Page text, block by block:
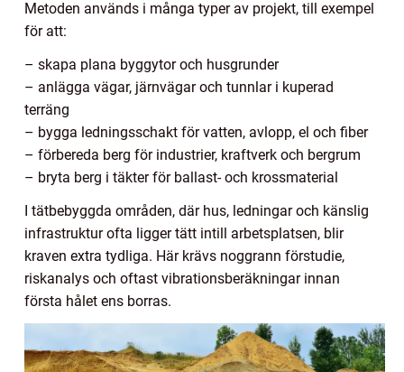
Metoden används i många typer av projekt, till exempel
för att:
– skapa plana byggytor och husgrunder
– anlägga vägar, järnvägar och tunnlar i kuperad
terräng
– bygga ledningsschakt för vatten, avlopp, el och fiber
– förbereda berg för industrier, kraftverk och bergrum
– bryta berg i täkter för ballast- och krossmaterial
I tätbebyggda områden, där hus, ledningar och känslig
infrastruktur ofta ligger tätt intill arbetsplatsen, blir
kraven extra tydliga. Här krävs noggrann förstudie,
riskanalys och oftast vibrationsberäkningar innan
första hålet ens borras.